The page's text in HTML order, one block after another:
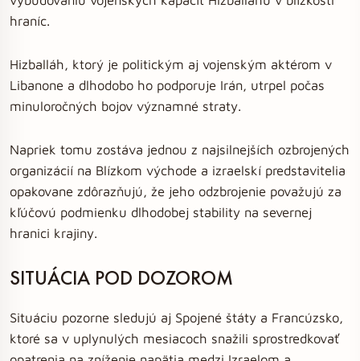
hraníc.
Hizballáh, ktorý je politickým aj vojenským aktérom v
Libanone a dlhodobo ho podporuje Irán, utrpel počas
minuloročných bojov významné straty.
Napriek tomu zostáva jednou z najsilnejších ozbrojených
organizácií na Blízkom východe a izraelskí predstavitelia
opakovane zdôrazňujú, že jeho odzbrojenie považujú za
kľúčovú podmienku dlhodobej stability na severnej
hranici krajiny.
SITUÁCIA POD DOZOROM
Situáciu pozorne sledujú aj Spojené štáty a Francúzsko,
ktoré sa v uplynulých mesiacoch snažili sprostredkovať